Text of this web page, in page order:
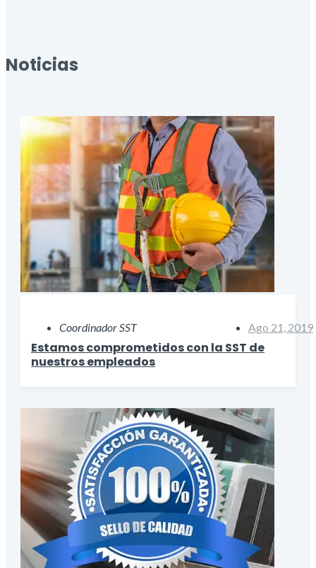
Noticias
Coordinador SST Ago 21, 2019
Estamos comprometidos con la SST de
nuestros empleados